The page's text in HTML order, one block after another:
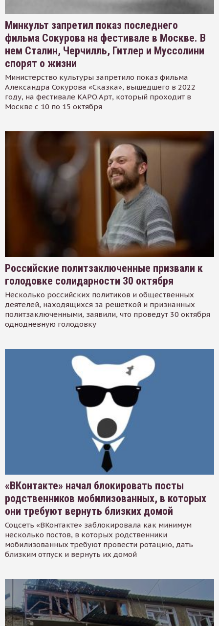
Минкульт запретил показ последнего
фильма Сокурова на фестивале в Москве. В
нем Сталин, Черчилль, Гитлер и Муссолини
спорят о жизни
Министерство культуры запретило показ фильма
Александра Сокурова «Сказка», вышедшего в 2022
году, на фестивале КАРО.Арт, который проходит в
Москве с 10 по 15 октября
Российские политзаключенные призвали к
голодовке солидарности 30 октября
Несколько российских политиков и общественных
деятелей, находящихся за решеткой и признанных
политзаключенными, заявили, что проведут 30 октября
однодневную голодовку
«ВКонтакте» начал блокировать посты
родственников мобилизованных, в которых
они требуют вернуть близких домой
Соцсеть «ВКонтакте» заблокировала как минимум
несколько постов, в которых родственники
мобилизованных требуют провести ротацию, дать
близким отпуск и вернуть их домой